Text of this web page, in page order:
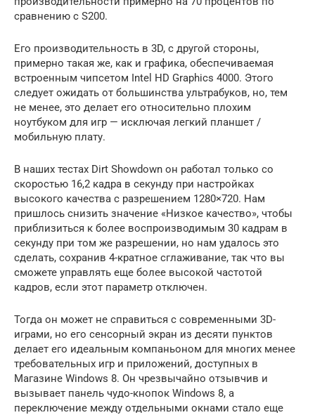
сравнению с S200.
Его производительность в 3D, с другой стороны,
примерно такая же, как и графика, обеспечиваемая
встроенным чипсетом Intel HD Graphics 4000. Этого
следует ожидать от большинства ультрабуков, но, тем
не менее, это делает его относительно плохим
ноутбуком для игр — исключая легкий планшет /
мобильную плату.
В наших тестах Dirt Showdown он работал только со
скоростью 16,2 кадра в секунду при настройках
высокого качества с разрешением 1280×720. Нам
пришлось снизить значение «Низкое качество», чтобы
приблизиться к более воспроизводимым 30 кадрам в
секунду при том же разрешении, но нам удалось это
сделать, сохранив 4-кратное сглаживание, так что вы
сможете управлять еще более высокой частотой
кадров, если этот параметр отключен.
Тогда он может не справиться с современными 3D-
играми, но его сенсорный экран из десяти пунктов
делает его идеальным компаньоном для многих менее
требовательных игр и приложений, доступных в
Магазине Windows 8. Он чрезвычайно отзывчив и
вызывает панель чудо-кнопок Windows 8, а
переключение между отдельными окнами стало еще